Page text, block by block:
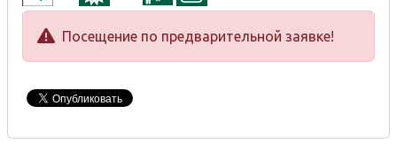
Посещение по предварительной заявке!